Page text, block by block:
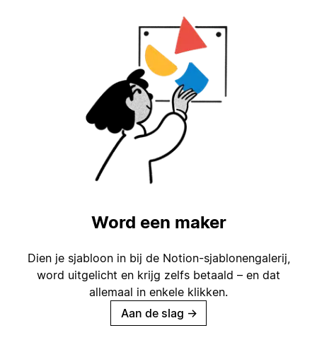
Word een maker
Dien je sjabloon in bij de Notion-sjablonengalerij,
word uitgelicht en krijg zelfs betaald – en dat
allemaal in enkele klikken.
Aan de slag →